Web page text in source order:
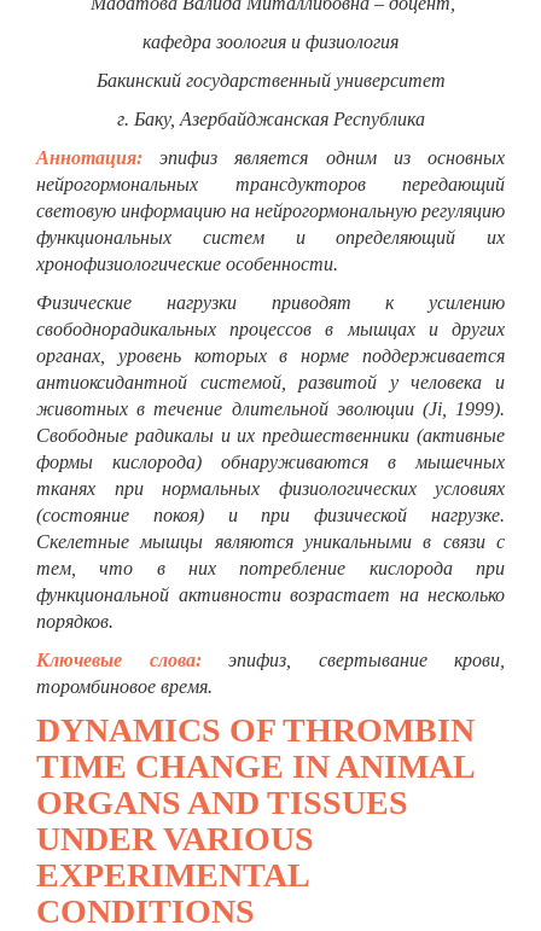
кафедра зоология и физиология
Бакинский государственный университет
г. Баку, Азербайджанская Республика
Аннотация: эпифиз является одним из основных
нейрогормональных трансдукторов передающий
световую информацию на нейрогормональную регуляцию
функциональных систем и определяющий их
хронофизиологические особенности.
Физические нагрузки приводят к усилению
свободнорадикальных процессов в мышцах и других
органах, уровень которых в норме поддерживается
антиоксидантной системой, развитой у человека и
животных в течение длительной эволюции (Ji, 1999).
Свободные радикалы и их предшественники (активные
формы кислорода) обнаруживаются в мышечных
тканях при нормальных физиологических условиях
(состояние покоя) и при физической нагрузке.
Скелетные мышцы являются уникальными в связи с
тем, что в них потребление кислорода при
функциональной активности возрастает на несколько
порядков.
Ключевые слова:эпифиз, свертывание крови,
торомбиновое время.
DYNAMICS OF THROMBIN
TIME CHANGE IN ANIMAL
ORGANS AND TISSUES
UNDER VARIOUS
EXPERIMENTAL
CONDITIONS